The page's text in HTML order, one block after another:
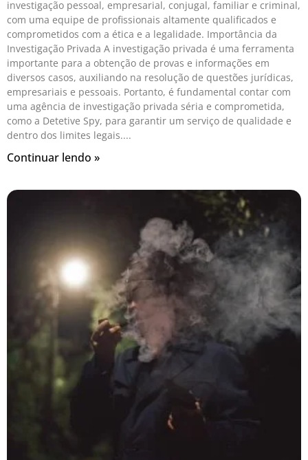
investigação pessoal, empresarial, conjugal, familiar e criminal,
com uma equipe de profissionais altamente qualificados e
comprometidos com a ética e a legalidade. Importância da
Investigação Privada A investigação privada é uma ferramenta
importante para a obtenção de provas e informações em
diversos casos, auxiliando na resolução de questões jurídicas,
empresariais e pessoais. Portanto, é fundamental contar com
uma agência de investigação privada séria e comprometida,
como a Detetive Spy, para garantir um serviço de qualidade e
dentro dos limites legais.
Continuar lendo »